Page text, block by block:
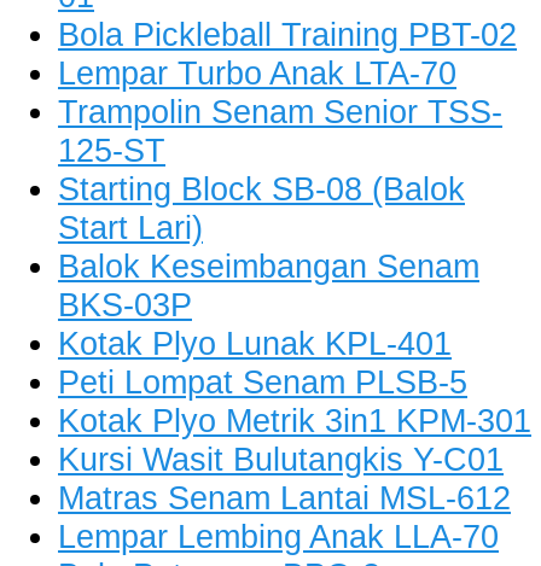
Bola Pickleball Training PBT-02
Lempar Turbo Anak LTA-70
Trampolin Senam Senior TSS-
125-ST
Starting Block SB-08 (Balok
Start Lari)
Balok Keseimbangan Senam
BKS-03P
Kotak Plyo Lunak KPL-401
Peti Lompat Senam PLSB-5
Kotak Plyo Metrik 3in1 KPM-301
Kursi Wasit Bulutangkis Y-C01
Matras Senam Lantai MSL-612
Lempar Lembing Anak LLA-70